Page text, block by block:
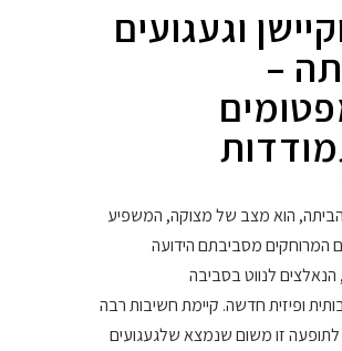
וגעגועים
–
הביתה, הוא מצב של מצוקה, המשפיע
המרוחקים מסביבתם הידועה
הנאלצים לנווט בסביבה
ופיזית חדשה. קיימת חשיבות רבה
לתופעה זו משום שנמצא שלגעגועים